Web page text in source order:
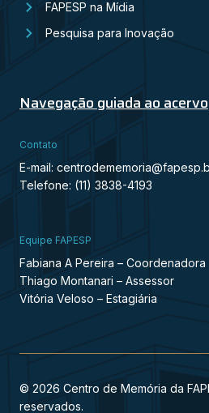
FAPESP na Mídia
Pesquisa para Inovação
Navegação guiada ao acervo
Contato
E-mail:
Telefone: (11) 3838-4193
Equipe FAPESP
Fabiana A Pereira – Coordenadora
Thiago Montanari – Assessor
Vitória Veloso – Estagiária
© 2026 Centro de Memória da
reservados.